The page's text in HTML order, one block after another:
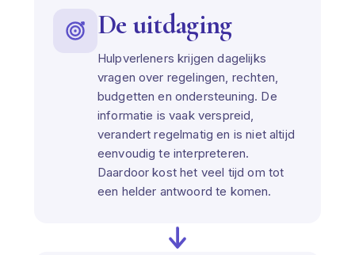
De uitdaging
Hulpverleners krijgen dagelijks
vragen over regelingen, rechten,
budgetten en ondersteuning. De
informatie is vaak verspreid,
verandert regelmatig en is niet altijd
eenvoudig te interpreteren.
Daardoor kost het veel tijd om tot
een helder antwoord te komen.